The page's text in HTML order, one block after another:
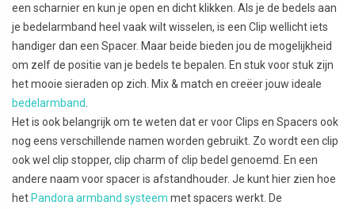
een scharnier en kun je open en dicht klikken. Als je de bedels aan
je bedelarmband heel vaak wilt wisselen, is een Clip wellicht iets
handiger dan een Spacer. Maar beide bieden jou de mogelijkheid
om zelf de positie van je bedels te bepalen. En stuk voor stuk zijn
het mooie sieraden op zich. Mix & match en creëer jouw ideale
bedelarmband
Het is ook belangrijk om te weten dat er voor Clips en Spacers ook
nog eens verschillende namen worden gebruikt. Zo wordt een clip
ook wel clip stopper, clip charm of clip bedel genoemd. En een
andere naam voor spacer is afstandhouder. Je kunt hier zien hoe
het Pandora armband systeem met spacers werkt. De